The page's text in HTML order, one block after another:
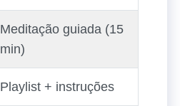
Meditação guiada (15
min)
Playlist + instruções